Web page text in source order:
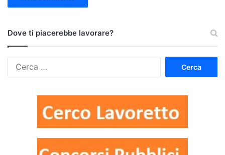
Dove ti piacerebbe lavorare?